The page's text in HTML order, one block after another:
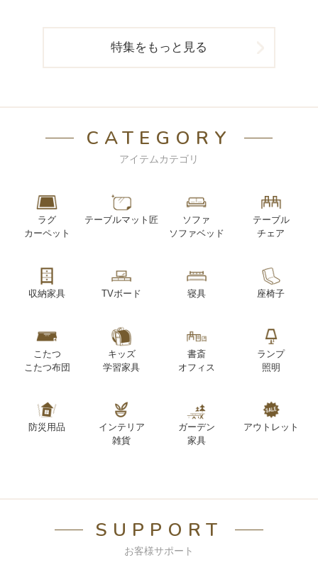
特集をもっと見る
CATEGORY
アイテムカテゴリ
ラグ
カーペット
テーブルマット匠
ソファ
ソファベッド
テーブル
チェア
収納家具 TVボード 寝具 座椅子
こたつ
こたつ布団
キッズ
学習家具
書斎
オフィス
ランプ
照明
防災用品
インテリア
雑貨
ガーデン
家具
アウトレット
SUPPORT
お客様サポート